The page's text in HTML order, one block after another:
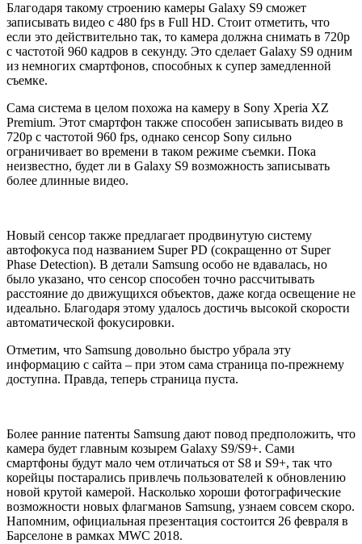
Благодаря такому строению камеры Galaxy S9 сможет
записывать видео с 480 fps в Full HD. Стоит отметить, что
если это действительно так, то камера должна снимать в 720p
с частотой 960 кадров в секунду. Это сделает Galaxy S9 одним
из немногих смартфонов, способных к супер замедленной
съемке.
Сама система в целом похожа на камеру в Sony Xperia XZ
Premium. Этот смартфон также способен записывать видео в
720p с частотой 960 fps, однако сенсор Sony сильно
ограничивает во времени в таком режиме съемки. Пока
неизвестно, будет ли в Galaxy S9 возможность записывать
более длинные видео.
Новый сенсор также предлагает продвинутую систему
автофокуса под названием Super PD (сокращенно от Super
Phase Detection). В детали Samsung особо не вдавалась, но
было указано, что сенсор способен точно рассчитывать
расстояние до движущихся объектов, даже когда освещение не
идеально. Благодаря этому удалось достичь высокой скорости
автоматической фокусировки.
Отметим, что Samsung довольно быстро убрала эту
информацию с сайта – при этом сама страница по-прежнему
доступна. Правда, теперь страница пуста.
Более ранние патенты Samsung дают повод предположить, что
камера будет главным козырем Galaxy S9/S9+. Сами
смартфоны будут мало чем отличаться от S8 и S9+, так что
корейцы постарались привлечь пользователей к обновлению
новой крутой камерой. Насколько хороши фотографические
возможности новых флагманов Samsung, узнаем совсем скоро.
Напомним, официальная презентация состоится 26 февраля в
Барселоне в рамках MWC 2018.